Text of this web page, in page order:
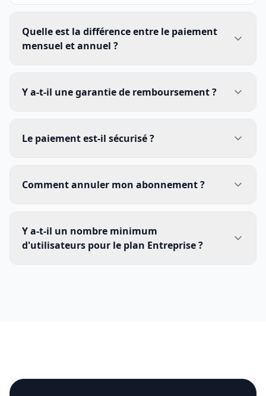
Quelle est la différence entre le paiement
mensuel et annuel ?
Y a-t-il une garantie de remboursement ?
Le paiement est-il sécurisé ?
Comment annuler mon abonnement ?
Y a-t-il un nombre minimum
d'utilisateurs pour le plan Entreprise ?